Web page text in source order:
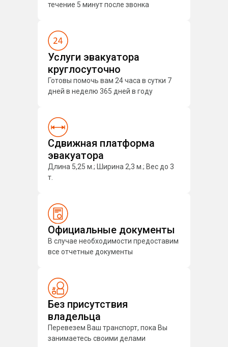
течение 5 минут после звонка
Услуги эвакуатора
круглосуточно
Готовы помочь вам 24 часа в сутки 7
дней в неделю 365 дней в году
Сдвижная платформа
эвакуатора
Длина 5,25 м.; Ширина 2,3 м.; Вес до 3
т.
Официальные документы
В случае необходимости предоставим
все отчетные документы
Без присутствия
владельца
Перевезем Ваш транспорт, пока Вы
занимаетесь своими делами